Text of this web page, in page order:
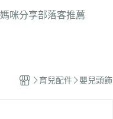
咪分享部落客推薦
育兒配件 嬰兒頭飾